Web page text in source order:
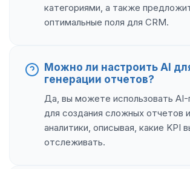
категориями, а также
оптимальные поля для CRM.
Можно ли настроить AI
генерации отчетов?
Да, вы можете использовать AI-
для создания сложных отчетов
аналитики, описывая, какие KPI
отслеживать.